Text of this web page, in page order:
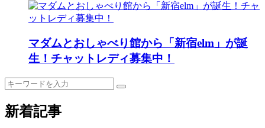
マダムとおしゃべり館から「新宿elm」が誕
生！チャットレディ募集中！
新着記事